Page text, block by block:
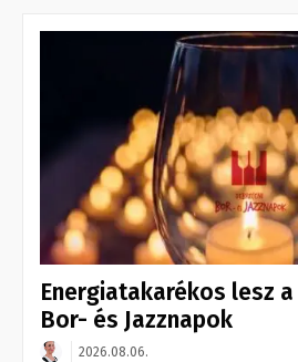
Energiatakarékos lesz
Bor- és Jazznapok
2026.08.06.